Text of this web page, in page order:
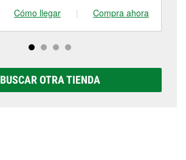
Cómo llegar | Compra ahora
BUSCAR OTRA TIENDA